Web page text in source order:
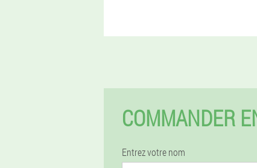
COMMANDER
Entrez votre nom